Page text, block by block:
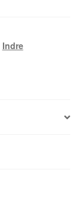
Indre